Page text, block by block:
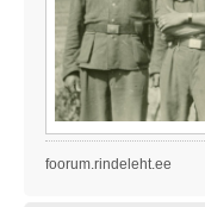
foorum.rindeleht.ee